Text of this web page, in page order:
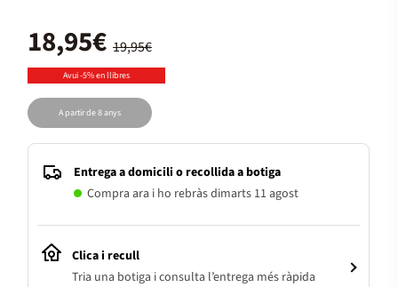
19,95€
18,95€
Avui -5% en llibres
A partir de 8 anys
Entrega a domicili o recollida a botiga
Compra ara i ho rebràs dimarts 11 agost
Clica i recull
Tria una botiga i consulta l’entrega més ràpida